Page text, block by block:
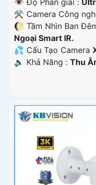
👁 Độ Phân giải :
⚒ Camera Công
🌔 Tầm Nhìn Ban
Ngoại Smart IR.
💦 Cấu Tạo Camera
️🔈 Khả Năng : Thu